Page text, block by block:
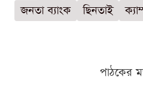
জনতা ব্যাংক
ছিনতাই
পাঠকের